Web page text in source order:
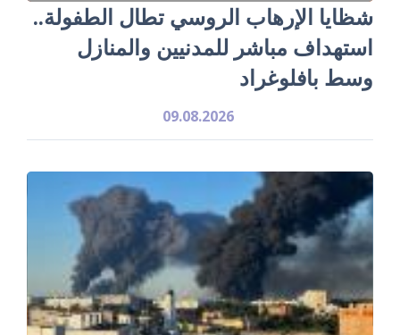
شظايا الإرهاب الروسي تطال الطفولة..
استهداف مباشر للمدنيين والمنازل
وسط بافلوغراد
09.08.2026